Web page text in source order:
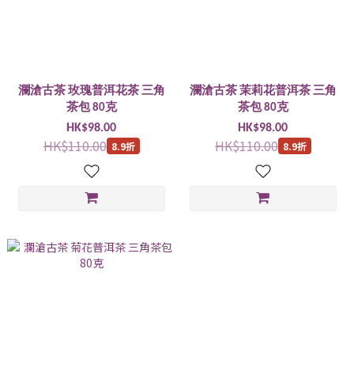
瀾滄古茶 玫瑰普洱花茶 三角
茶包 80克
HK$98.00
HK$110.00 8.9折
瀾滄古茶 茉莉花普洱茶 三角
茶包 80克
HK$98.00
HK$110.00 8.9折